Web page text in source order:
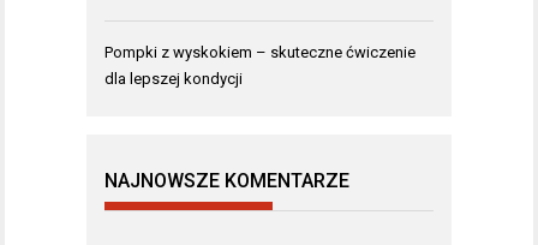
Pompki z wyskokiem – skuteczne ćwiczenie
dla lepszej kondycji
NAJNOWSZE KOMENTARZE